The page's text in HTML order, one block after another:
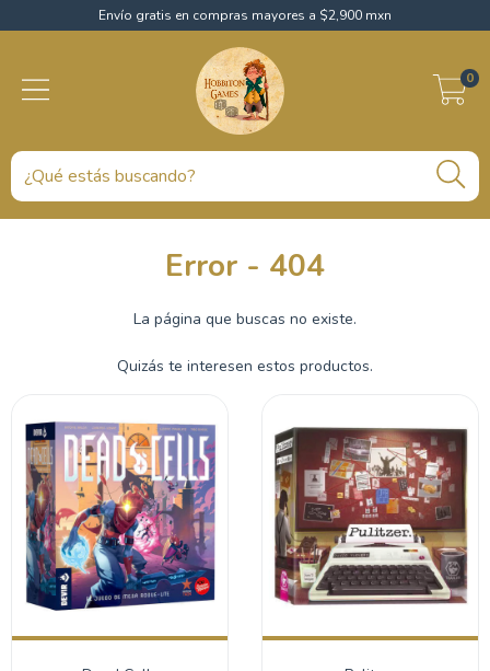
Envío gratis en compras mayores a $2,900 mxn
0
Error - 404
La página que buscas no existe.
Quizás te interesen estos productos.